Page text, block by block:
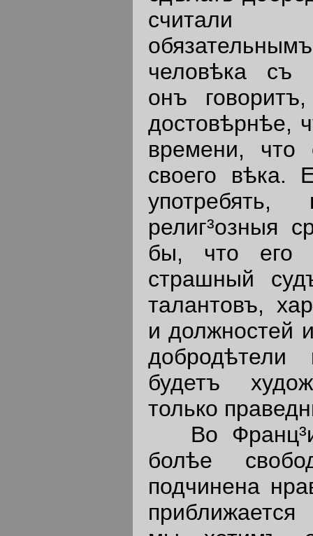
считали
человѣка съ
онъ
достовѣрнѣе,
времени, что
своего вѣка.
религ³озныя
бы, что его
страшный
талантовъ,
и должностей
будетъ
только
Во Франц³и
болѣе
подчинена
приближается